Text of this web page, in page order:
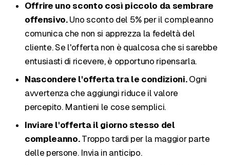
Offrire uno sconto così piccolo da sembrare
offensivo.Uno sconto del 5% per il compleanno
comunica che non si apprezza la fedeltà del
cliente. Se l'offerta non è qualcosa che si sarebbe
entusiasti di ricevere, è opportuno ripensarla.
Nascondere l'offerta tra le condizioni.Ogni
avvertenza che aggiungi riduce il valore
percepito. Mantieni le cose semplici.
Inviare l'offerta il giorno stesso del
compleanno.Troppo tardi per la maggior parte
delle persone. Invia in anticipo.